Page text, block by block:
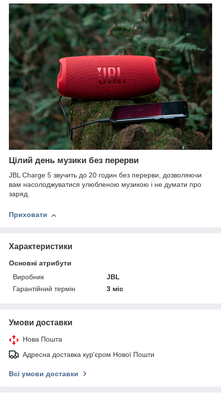
Цілий день музики без перерви
JBL Charge 5 звучить до 20 годин без перерви, дозволяючи
вам насолоджуватися улюбленою музикою і не думати про
заряд.
Приховати
Характеристики
Основні атрибути
Виробник
JBL
Гарантійний термін
3 міс
Умови доставки
Нова Пошта
Адресна доставка кур'єром Нової Пошти
Всі умови доставки